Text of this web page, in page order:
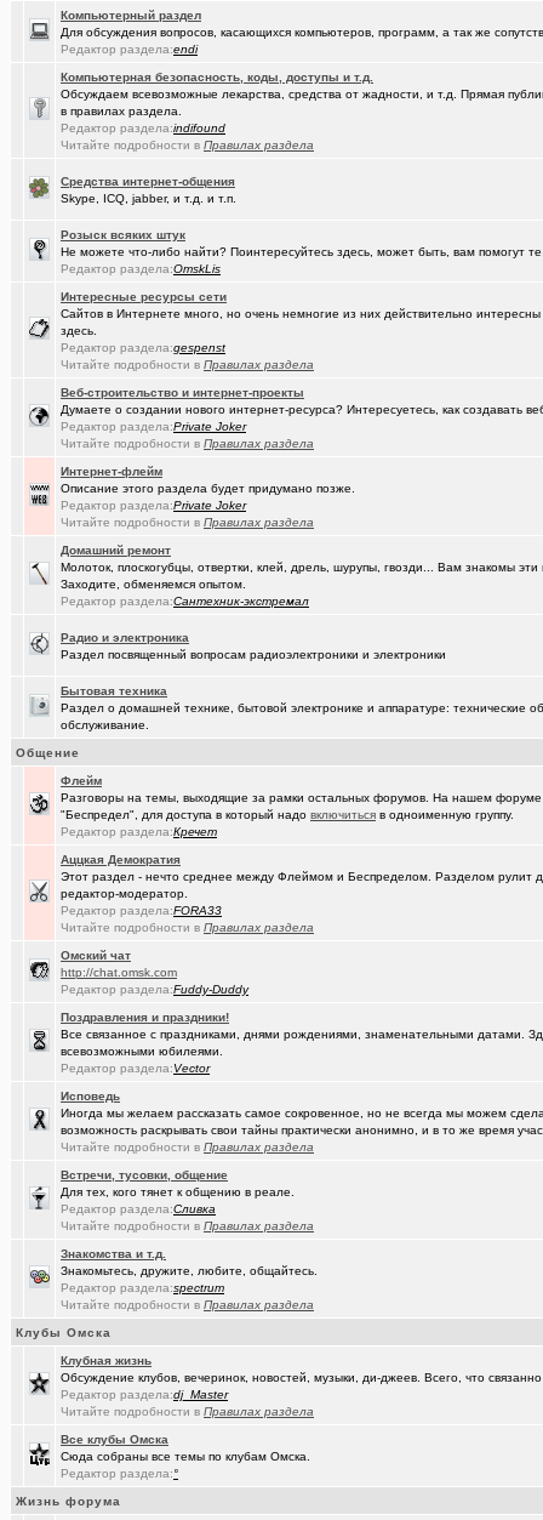
А у кого это сегодня День рождения?
Восстановление информации с HDD, SSD, Flash. Ремонт HDD. (Винчесте..)
Любимая Люлюня, с днём рождения!(Sati) +26
чо наезд от "Городского центра учета"?
Авто под заказ по России(Artem178)
мнение оппозиции(DEMON)
Обсуждения фотографий форумчан (на позитивной волне) - 4 (avd173791)
FM-радиостанции в Омске и Омской области
Посоветуйте хорошего массажиста.
Что вы сейчас смотрите?(ZerG) +840
Где хорошие кроссовки купить?(tramov) +42
Леонид Полежаев возращается на пост губернатора!
клипы, поднимающие русский (российский) дух.
На что обратить внимание при выборе жены?
Zennoposter мой опыт использования
!(5555)
Лицензионные слоты и live игры от Lotos Casino! (gorbunov..)
.,.(DEMON) +9
Техника и другие товары с гарантией в наличии и под заказ (mannerman)
День независимости маленькой, но гордой страны(Pihlak)
Цифровое телевидение в Омске(омич) +119
Песни об Омске(омич)
Погода в Омске / Прогноз погоды в Омске
Компьютерный раздел
Для обсуждения вопросов, касающихся компьютеров, программ, а так же
Редактор раздела:endi
Компьютерная безопасность, коды, доступы и т.д.
Обсуждаем всевозможные лекарства, средства от жадности, и т.д. Прямая
в правилах раздела.
Редактор раздела:indifound
Читайте подробности в Правилах раздела
Средства интернет-общения
Skype, ICQ, jabber, и т.д. и т.п.
Розыск всяких штук
Не можете что-либо найти? Поинтересуйтесь здесь, может быть, вам помогут
Редактор раздела:OmskLis
Интересные ресурсы сети
Сайтов в Интернете много, но очень немногие из них действительно
здесь.
Редактор раздела:gespenst
Читайте подробности в Правилах раздела
Веб-строительство и интернет-проекты
Думаете о создании нового интернет-ресурса? Интересуетесь, как создавать
Редактор раздела:Private Joker
Читайте подробности в Правилах раздела
Интернет-флейм
Описание этого раздела будет придумано позже.
Редактор раздела:Private Joker
Читайте подробности в Правилах раздела
Домашний ремонт
Молоток, плоскогубцы, отвертки, клей, дрель, шурупы, гвозди... Вам знакомы
Заходите, обменяемся опытом.
Редактор раздела:Сантехник-экстремал
Радио и электроника
Раздел посвященный вопросам радиоэлектроники и электроники
Бытовая техника
Раздел о домашней технике, бытовой электронике и аппаратуре: технические
обслуживание.
Общение
Флейм
Разговоры на темы, выходящие за рамки остальных форумов. На нашем
"Беспредел", для доступа в который надо включиться в одноименную группу.
Редактор раздела:Кречет
Аццкая Демократия
Этот раздел - нечто среднее между Флеймом и Беспределом. Разделом рулит
редактор-модератор.
Редактор раздела:FORA33
Читайте подробности в Правилах раздела
Oмский чат
http://chat.omsk.com
Редактор раздела:Fuddy-Duddy
Поздравления и праздники!
Все связанное с праздниками, днями рождениями, знаменательными датами.
всевозможными юбилеями.
Редактор раздела:Vector
Исповедь
Иногда мы желаем рассказать самое сокровенное, но не всегда мы можем
возможность раскрывать свои тайны практически анонимно, и в то же время
Читайте подробности в Правилах раздела
Встречи, тусовки, общение
Для тех, кого тянет к общению в реале.
Редактор раздела:Сливка
Читайте подробности в Правилах раздела
Знакомства и т.д.
Знакомьтесь, дружите, любите, общайтесь.
Редактор раздела:spectrum
Читайте подробности в Правилах раздела
Клубы Омска
Клубная жизнь
Обсуждение клубов, вечеринок, новостей, музыки, ди-джеев. Всего, что
Редактор раздела:dj_Master
Читайте подробности в Правилах раздела
Все клубы Омска
Сюда собраны все темы по клубам Омска.
Редактор раздела:°
Жизнь форума